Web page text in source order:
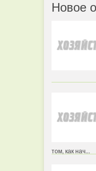
Новое
том, как нач...